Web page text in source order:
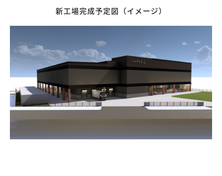
新工場完成予定図（イメージ）